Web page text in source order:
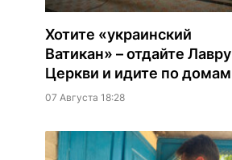
Хотите «украинский
Ватикан» – отдайте Лавру
Церкви и идите по домам
07 Августа 18:28